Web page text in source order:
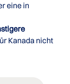
eine in
Kanada nicht